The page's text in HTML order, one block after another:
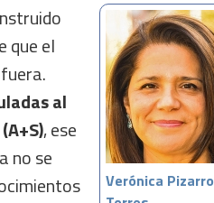
Verónica Pizarro
que el
al
, ese
no se